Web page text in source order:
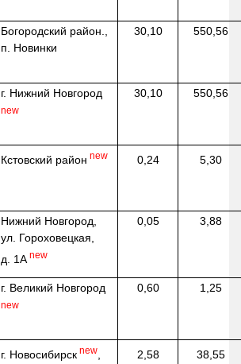
Богородский район.,
п. Новинки
30,10 550,56
г. Нижний Новгород
new
30,10 550,56
Кстовский район new 0,24 5,30
Нижний Новгород,
ул. Гороховецкая,
д. 1А new
0,05 3,88
г. Великий Новгород
new
0,60 1,25
г. Новосибирск new 2,58 38,55